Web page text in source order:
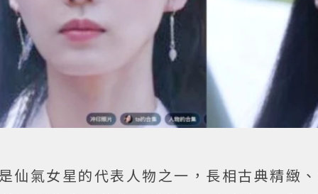
仙氣女星的代表人物之一，長相古典精緻